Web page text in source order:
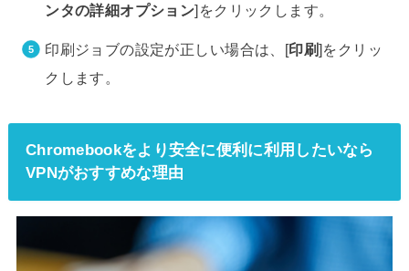
ンタの詳細オプション]をクリックします。
印刷ジョブの設定が正しい場合は、[印刷]をクリッ
クします。
Chromebookをより安全に便利に利用したいなら
VPNがおすすめな理由